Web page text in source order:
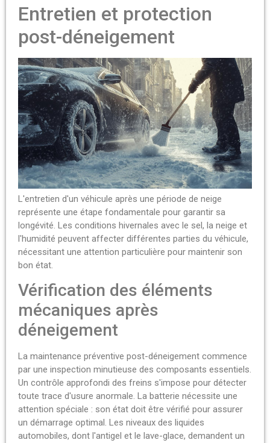
Entretien et protection
post-déneigement
L'entretien d'un véhicule après une période de neige
représente une étape fondamentale pour garantir sa
longévité. Les conditions hivernales avec le sel, la neige et
l'humidité peuvent affecter différentes parties du véhicule,
nécessitant une attention particulière pour maintenir son
bon état.
Vérification des éléments
mécaniques après
déneigement
La maintenance préventive post-déneigement commence
par une inspection minutieuse des composants essentiels.
Un contrôle approfondi des freins s'impose pour détecter
toute trace d'usure anormale. La batterie nécessite une
attention spéciale : son état doit être vérifié pour assurer
un démarrage optimal. Les niveaux des liquides
automobiles, dont l'antigel et le lave-glace, demandent un